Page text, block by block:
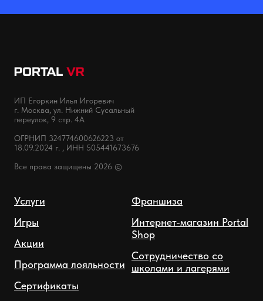
ИП Егоркин Илья Игоревич
г. Москва, ул. Нижний Сусальный
переулок, 9 стр. 4А
ОГРНИП 324774600626223 от
18.09.2024 г. , ИНН 505441673676
Все права защищены 2026 ©
Услуги
Игры
Акции
Программа лояльности
Сертификаты
Франшиза
Интернет-магазин Portal
Shop
Сотрудничество со
школами и лагерями